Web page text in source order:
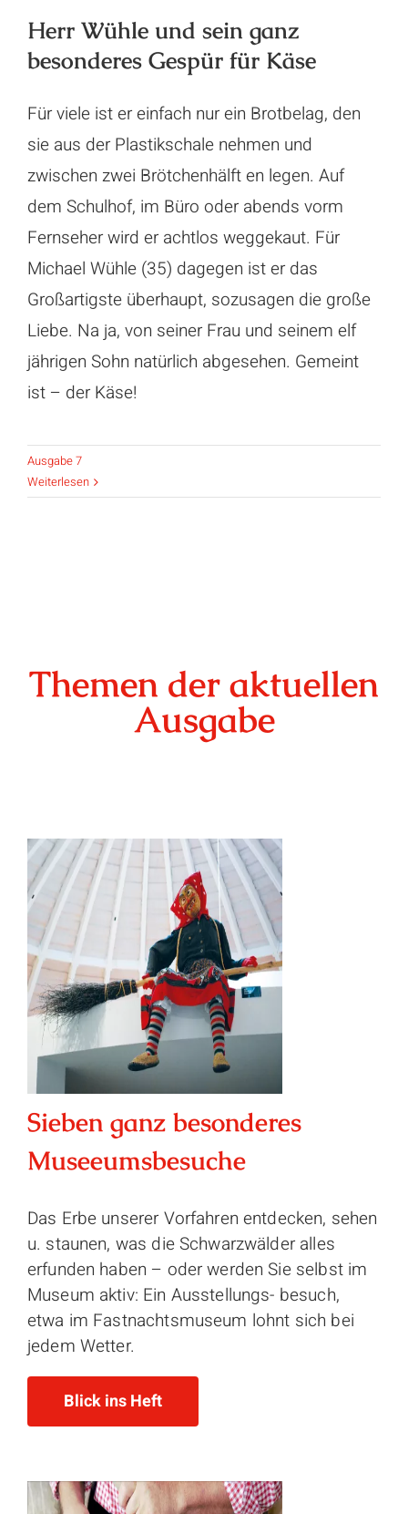
Herr Wühle und sein ganz
besonderes Gespür für Käse
Für viele ist er einfach nur ein Brotbelag, den
sie aus der Plastikschale nehmen und
zwischen zwei Brötchenhälft en legen. Auf
dem Schulhof, im Büro oder abends vorm
Fernseher wird er achtlos weggekaut. Für
Michael Wühle (35) dagegen ist er das
Großartigste überhaupt, sozusagen die große
Liebe. Na ja, von seiner Frau und seinem elf
jährigen Sohn natürlich abgesehen. Gemeint
ist – der Käse!
Ausgabe 7
Weiterlesen
Themen der aktuellen
Ausgabe
Sieben ganz besonderes
Museeumsbesuche
Das Erbe unserer Vorfahren entdecken, sehen
u. staunen, was die Schwarzwälder alles
erfunden haben – oder werden Sie selbst im
Museum aktiv: Ein Ausstellungs- ­besuch,
etwa im Fastnachtsmuseum lohnt sich bei
jedem Wetter.
Blick ins Heft